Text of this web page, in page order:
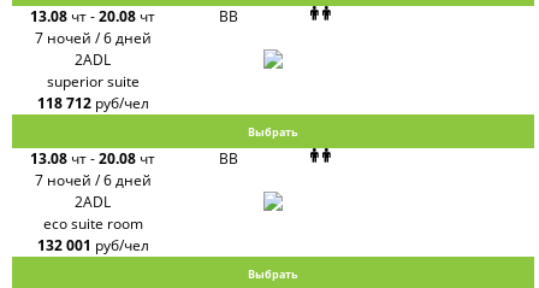
13.08 чт-20.08 чт
7 ночей / 6 дней
BB
2ADL
superior suite
118 712 руб/чел
Выбрать
13.08 чт-20.08 чт
7 ночей / 6 дней
BB
2ADL
eco suite room
132 001 руб/чел
Выбрать